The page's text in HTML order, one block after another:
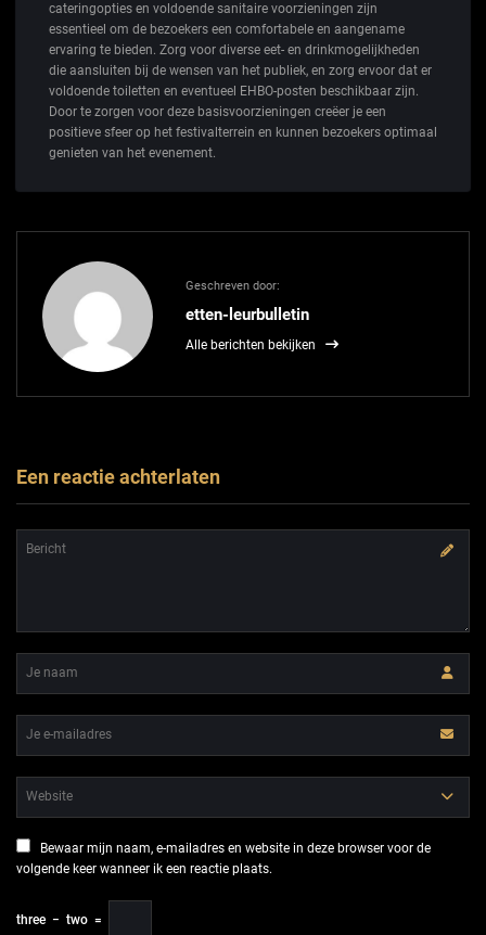
cateringopties en voldoende sanitaire voorzieningen zijn
essentieel om de bezoekers een comfortabele en aangename
ervaring te bieden. Zorg voor diverse eet- en drinkmogelijkheden
die aansluiten bij de wensen van het publiek, en zorg ervoor dat er
voldoende toiletten en eventueel EHBO-posten beschikbaar zijn.
Door te zorgen voor deze basisvoorzieningen creëer je een
positieve sfeer op het festivalterrein en kunnen bezoekers optimaal
genieten van het evenement.
Geschreven door:
etten-leurbulletin
Alle berichten bekijken
Een reactie achterlaten
Bewaar mijn naam, e-mailadres en website in deze browser voor de
volgende keer wanneer ik een reactie plaats.
three − two =